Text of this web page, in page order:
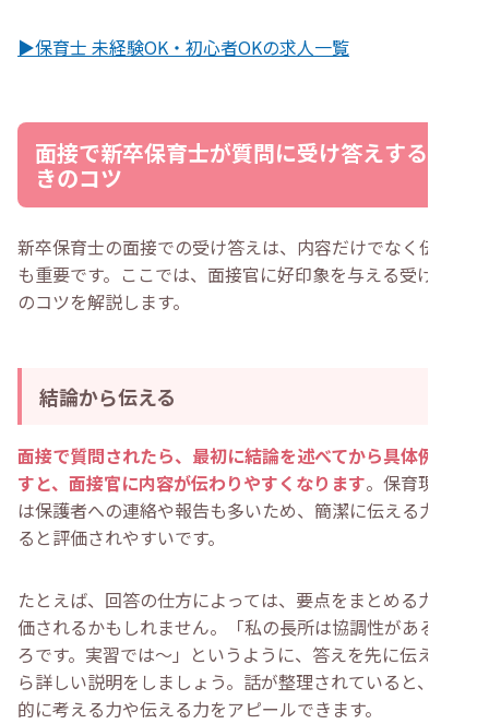
▶保育士 未経験OK・初心者OKの求人一覧
面接で新卒保育士が質問に受け答えすると
きのコツ
新卒保育士の面接での受け答えは、内容だけでなく伝え方
も重要です。ここでは、面接官に好印象を与える受け答え
のコツを解説します。
結論から伝える
面接で質問されたら、最初に結論を述べてから具体例を話
すと、面接官に内容が伝わりやすくなります。保育現場で
は保護者への連絡や報告も多いため、簡潔に伝える力があ
ると評価されやすいです。
たとえば、回答の仕方によっては、要点をまとめる力が評
価されるかもしれません。「私の長所は協調性があるとこ
ろです。実習では〜」というように、答えを先に伝えてか
ら詳しい説明をしましょう。話が整理されていると、論理
的に考える力や伝える力をアピールできます。